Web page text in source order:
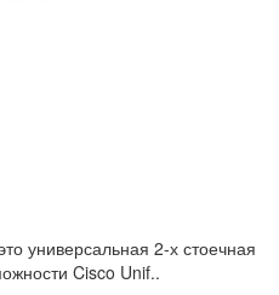
универсальная 2-х стоечная
Cisco Unif..